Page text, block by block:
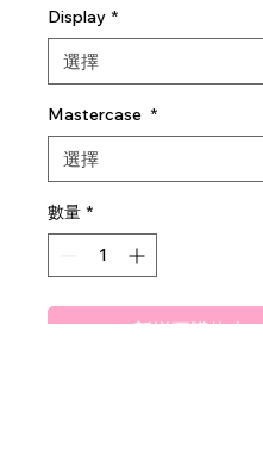
Display *
Mastercase *
數量 *
新增至購物車